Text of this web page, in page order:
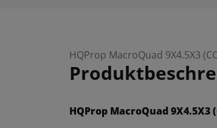
HQProp MacroQuad 9X4.5X3
HQProp MacroQuad